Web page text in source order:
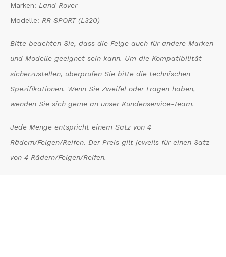
Marken: Land Rover
Modelle: RR SPORT (L320)
Bitte beachten Sie, dass die Felge auch für andere Marken
und Modelle geeignet sein kann. Um die Kompatibilität
sicherzustellen, überprüfen Sie bitte die technischen
Spezifikationen. Wenn Sie Zweifel oder Fragen haben,
wenden Sie sich gerne an unser Kundenservice-Team.
Jede Menge entspricht einem Satz von 4
Rädern/Felgen/Reifen. Der Preis gilt jeweils für einen Satz
von 4 Rädern/Felgen/Reifen.